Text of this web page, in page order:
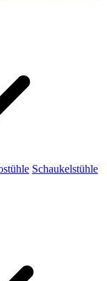
Schaukelstühle